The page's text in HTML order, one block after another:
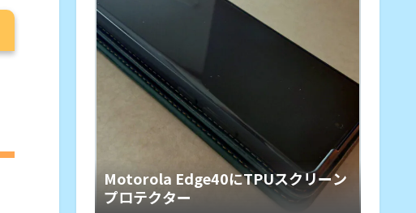
Motorola Edge40にTPUスクリーン
プロテクター